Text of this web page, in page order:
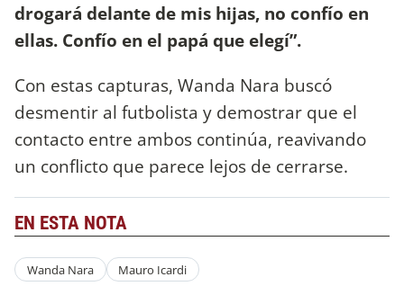
drogará delante de mis hijas, no confío en
ellas. Confío en el papá que elegí”.
Con estas capturas, Wanda Nara buscó
desmentir al futbolista y demostrar que el
contacto entre ambos continúa, reavivando
un conflicto que parece lejos de cerrarse.
EN ESTA NOTA
Wanda Nara Mauro Icardi